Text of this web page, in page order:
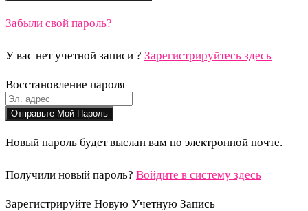
Забыли свой пароль?
У вас нет учетной записи ? Зарегистрируйтесь здесь
Восстановление пароля
Новый пароль будет выслан вам по электронной почте.
Получили новый пароль? Войдите в систему здесь
Зарегистрируйте Новую Учетную Запись